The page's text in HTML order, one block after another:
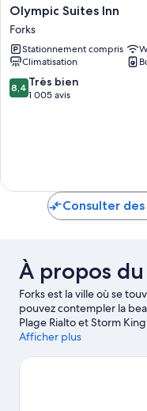
Olympic
Suites
Inn
Forks
Olympic Suites Inn
Forks
Stationnement compris
Climatisation
8.4
sur
8,4 Très bien
1 005 avis
Consulter
À propos
Forks est la ville où se
pouvez contempler la
Plage Rialto et Storm
envies culturelles avec :
aquatiques excitantes! la
Afficher plus